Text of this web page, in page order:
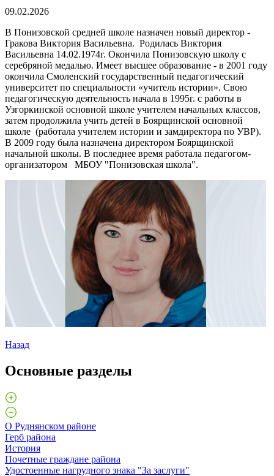
09.02.2026
В Понизовской средней школе назначен новый директор -
Гракова Виктория Васильевна. Родилась Виктория
Васильевна 14.02.1974г. Окончила Понизовскую школу с
серебряной медалью. Имеет высшее образование - в 2001 году
окончила Смоленский государственный педагогический
университет по специальности «учитель истории». Свою
педагогическую деятельность начала в 1995г. с работы в
Узгоркинской основной школе учителем начальных классов,
затем продолжила учить детей в Боярщинской основной
школе (работала учителем истории и замдиректора по УВР).
В 2009 году была назначена директором Боярщинской
начальной школы. В последнее время работала педагогом-
организатором МБОУ "Понизовская школа".
Назад
Основные разделы
О Руднянском районе
Герб района
История
Почетные граждане района
Удостоенные нагрудного знака "За заслуги"